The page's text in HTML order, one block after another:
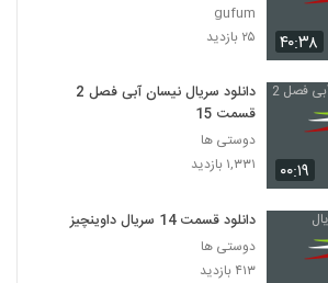
۴۰:۳۸
gufum
۲۵ بازدید
۰۰:۱۹
دانلود سریال نیسان آبی فصل 2
قسمت 15
دوستی ها
۱,۳۳۱ بازدید
دانلود قسمت 14 سریال داوینچیز
دوستی ها
۴۱۳ بازدید